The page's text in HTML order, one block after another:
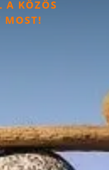
A KÖZÖS
MOST!